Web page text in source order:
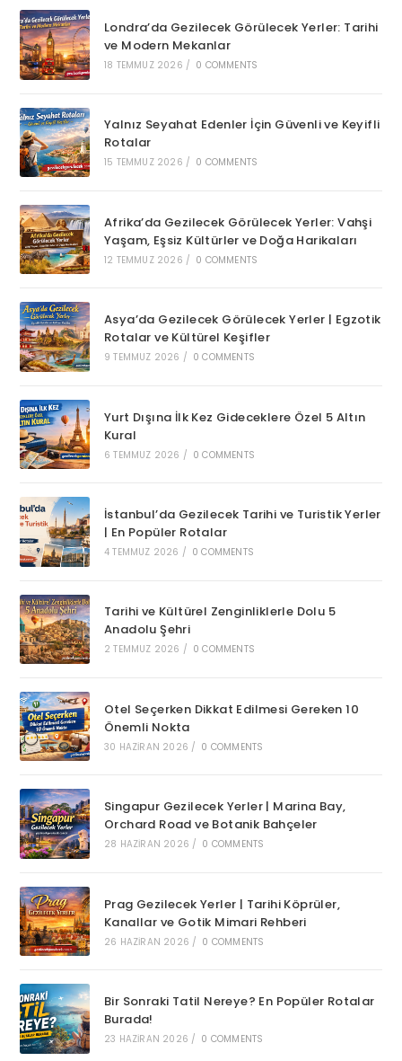
Londra’da Gezilecek Görülecek Yerler: Tarihi
ve Modern Mekanlar
18 TEMMUZ 2026 / 0 COMMENTS
Yalnız Seyahat Edenler İçin Güvenli ve Keyifli
Rotalar
15 TEMMUZ 2026 / 0 COMMENTS
Afrika’da Gezilecek Görülecek Yerler: Vahşi
Yaşam, Eşsiz Kültürler ve Doğa Harikaları
12 TEMMUZ 2026 / 0 COMMENTS
Asya’da Gezilecek Görülecek Yerler | Egzotik
Rotalar ve Kültürel Keşifler
9 TEMMUZ 2026 / 0 COMMENTS
Yurt Dışına İlk Kez Gideceklere Özel 5 Altın
Kural
6 TEMMUZ 2026 / 0 COMMENTS
İstanbul’da Gezilecek Tarihi ve Turistik Yerler
| En Popüler Rotalar
4 TEMMUZ 2026 / 0 COMMENTS
Tarihi ve Kültürel Zenginliklerle Dolu 5
Anadolu Şehri
2 TEMMUZ 2026 / 0 COMMENTS
Otel Seçerken Dikkat Edilmesi Gereken 10
Önemli Nokta
30 HAZIRAN 2026 / 0 COMMENTS
Singapur Gezilecek Yerler | Marina Bay,
Orchard Road ve Botanik Bahçeler
28 HAZIRAN 2026 / 0 COMMENTS
Prag Gezilecek Yerler | Tarihi Köprüler,
Kanallar ve Gotik Mimari Rehberi
26 HAZIRAN 2026 / 0 COMMENTS
Bir Sonraki Tatil Nereye? En Popüler Rotalar
Burada!
23 HAZIRAN 2026 / 0 COMMENTS